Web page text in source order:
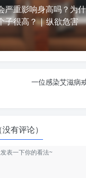
严重影响身高吗？为
子很高？ | 纵欲危害
一位感染艾滋病
有评论）